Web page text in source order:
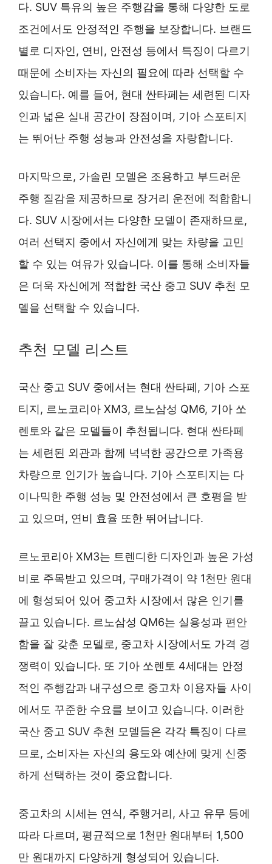
다. SUV 특유의 높은 주행감을 통해 다양한 도로
조건에서도 안정적인 주행을 보장합니다. 브랜드
별로 디자인, 연비, 안전성 등에서 특징이 다르기
때문에 소비자는 자신의 필요에 따라 선택할 수
있습니다. 예를 들어, 현대 싼타페는 세련된 디자
인과 넓은 실내 공간이 장점이며, 기아 스포티지
는 뛰어난 주행 성능과 안전성을 자랑합니다.
마지막으로, 가솔린 모델은 조용하고 부드러운
주행 질감을 제공하므로 장거리 운전에 적합합니
다. SUV 시장에서는 다양한 모델이 존재하므로,
여러 선택지 중에서 자신에게 맞는 차량을 고민
할 수 있는 여유가 있습니다. 이를 통해 소비자들
은 더욱 자신에게 적합한 국산 중고 SUV 추천 모
델을 선택할 수 있습니다.
추천 모델 리스트
국산 중고 SUV 중에서는 현대 싼타페, 기아 스포
티지, 르노코리아 XM3, 르노삼성 QM6, 기아 쏘
렌토와 같은 모델들이 추천됩니다. 현대 싼타페
는 세련된 외관과 함께 넉넉한 공간으로 가족용
차량으로 인기가 높습니다. 기아 스포티지는 다
이나믹한 주행 성능 및 안전성에서 큰 호평을 받
고 있으며, 연비 효율 또한 뛰어납니다.
르노코리아 XM3는 트렌디한 디자인과 높은 가성
비로 주목받고 있으며, 구매가격이 약 1천만 원대
에 형성되어 있어 중고차 시장에서 많은 인기를
끌고 있습니다. 르노삼성 QM6는 실용성과 편안
함을 잘 갖춘 모델로, 중고차 시장에서도 가격 경
쟁력이 있습니다. 또 기아 쏘렌토 4세대는 안정
적인 주행감과 내구성으로 중고차 이용자들 사이
에서도 꾸준한 수요를 보이고 있습니다. 이러한
국산 중고 SUV 추천 모델들은 각각 특징이 다르
므로, 소비자는 자신의 용도와 예산에 맞게 신중
하게 선택하는 것이 중요합니다.
중고차의 시세는 연식, 주행거리, 사고 유무 등에
따라 다르며, 평균적으로 1천만 원대부터 1,500
만 원대까지 다양하게 형성되어 있습니다.